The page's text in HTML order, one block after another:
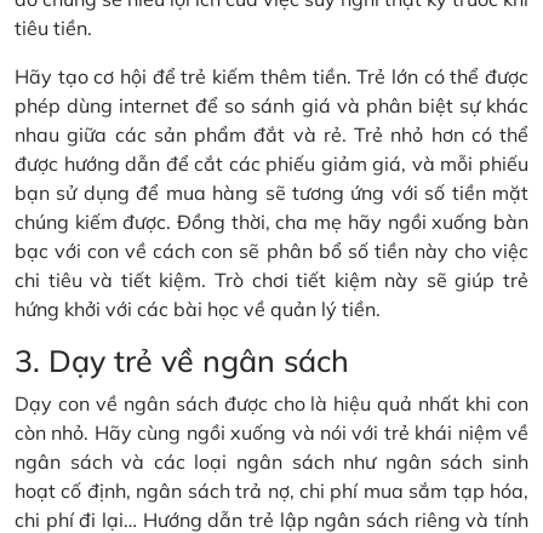
tiêu tiền.
Hãy tạo cơ hội để trẻ kiếm thêm tiền. Trẻ lớn có thể được
phép dùng internet để so sánh giá và phân biệt sự khác
nhau giữa các sản phẩm đắt và rẻ. Trẻ nhỏ hơn có thể
được hướng dẫn để cắt các phiếu giảm giá, và mỗi phiếu
bạn sử dụng để mua hàng sẽ tương ứng với số tiền mặt
chúng kiếm được. Đồng thời, cha mẹ hãy ngồi xuống bàn
bạc với con về cách con sẽ phân bổ số tiền này cho việc
chi tiêu và tiết kiệm. Trò chơi tiết kiệm này sẽ giúp trẻ
hứng khởi với các bài học về quản lý tiền.
3. Dạy trẻ về ngân sách
Dạy con về ngân sách được cho là hiệu quả nhất khi con
còn nhỏ. Hãy cùng ngồi xuống và nói với trẻ khái niệm về
ngân sách và các loại ngân sách như ngân sách sinh
hoạt cố định, ngân sách trả nợ, chi phí mua sắm tạp hóa,
chi phí đi lại… Hướng dẫn trẻ lập ngân sách riêng và tính